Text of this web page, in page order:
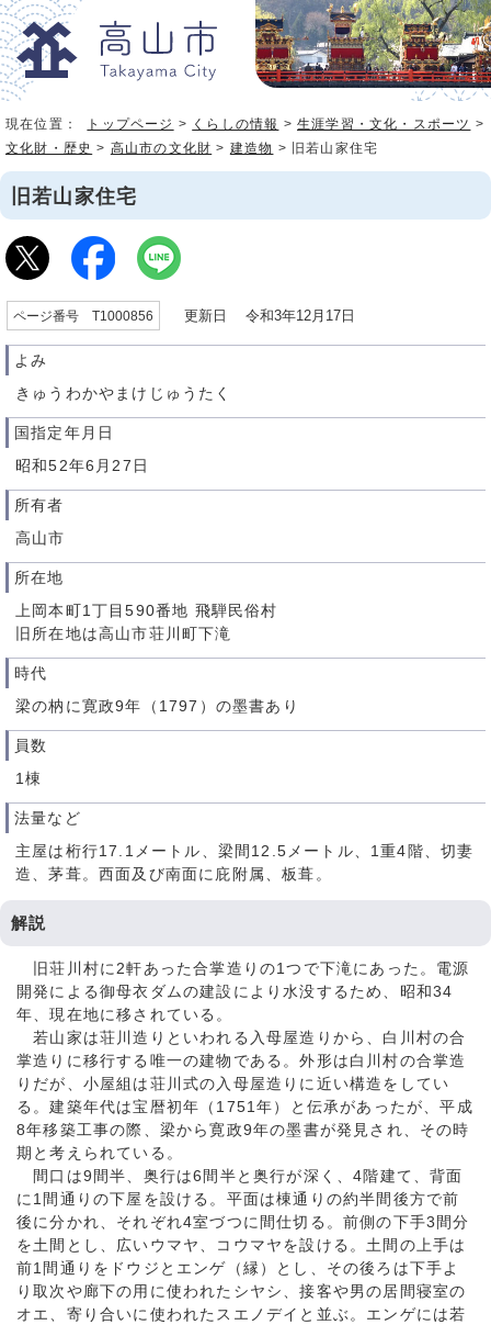
現在位置： トップページ > くらしの情報 >生涯学習・文化・スポーツ >
文化財・歴史 > 高山市の文化財 > 建造物 > 旧若山家住宅
旧若山家住宅
ページ番号 T1000856 更新日 令和3年12月17日
よみ
きゅうわかやまけじゅうたく
国指定年月日
昭和52年6月27日
所有者
高山市
所在地
上岡本町1丁目590番地 飛騨民俗村
旧所在地は高山市荘川町下滝
時代
梁の枘に寛政9年（1797）の墨書あり
員数
1棟
法量など
主屋は桁行17.1メートル、梁間12.5メートル、1重4階、切妻
造、茅葺。西面及び南面に庇附属、板葺。
解説
旧荘川村に2軒あった合掌造りの1つで下滝にあった。電源
開発による御母衣ダムの建設により水没するため、昭和34
年、現在地に移されている。
若山家は荘川造りといわれる入母屋造りから、白川村の合
掌造りに移行する唯一の建物である。外形は白川村の合掌造
りだが、小屋組は荘川式の入母屋造りに近い構造をしてい
る。建築年代は宝暦初年（1751年）と伝承があったが、平成
8年移築工事の際、梁から寛政9年の墨書が発見され、その時
期と考えられている。
間口は9間半、奥行は6間半と奥行が深く、4階建て、背面
に1間通りの下屋を設ける。平面は棟通りの約半間後方で前
後に分かれ、それぞれ4室づつに間仕切る。前側の下手3間分
を土間とし、広いウマヤ、コウマヤを設ける。土間の上手は
前1間通りをドウジとエンゲ（縁）とし、その後ろは下手よ
り取次や廊下の用に使われたシヤシ、接客や男の居間寝室の
オエ、寄り合いに使われたスエノデイと並ぶ。エンゲには若